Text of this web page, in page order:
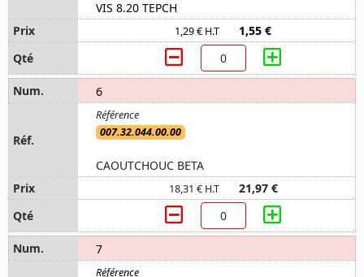
VIS 8.20 TEPCH
1,29 € H.T 1,55 €
6
007.32.044.00.00
CAOUTCHOUC BETA
18,31 € H.T 21,97 €
7